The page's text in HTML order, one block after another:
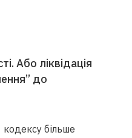
Або ліквідація
до
більше